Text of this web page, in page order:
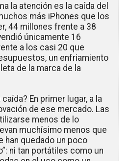
la atención es la caída del
más iPhones que los
44 millones frente a 38
únicamente 16
a los casi 20 que
un enfriamiento
de la marca de la
En primer lugar, a la
de ese mercado. Las
menos de lo
muchísimo menos que
han quedado un poco
ni tan portátiles como un